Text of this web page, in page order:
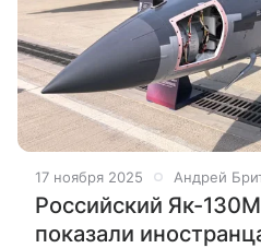
17 ноября 2025 Андрей
Российский Як-
показали